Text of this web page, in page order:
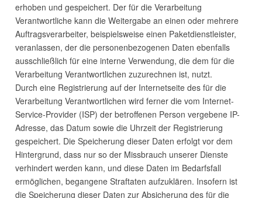
erhoben und gespeichert. Der für die Verarbeitung
Verantwortliche kann die Weitergabe an einen oder mehrere
Auftragsverarbeiter, beispielsweise einen Paketdienstleister,
veranlassen, der die personenbezogenen Daten ebenfalls
ausschließlich für eine interne Verwendung, die dem für die
Verarbeitung Verantwortlichen zuzurechnen ist, nutzt.
Durch eine Registrierung auf der Internetseite des für die
Verarbeitung Verantwortlichen wird ferner die vom Internet-
Service-Provider (ISP) der betroffenen Person vergebene IP-
Adresse, das Datum sowie die Uhrzeit der Registrierung
gespeichert. Die Speicherung dieser Daten erfolgt vor dem
Hintergrund, dass nur so der Missbrauch unserer Dienste
verhindert werden kann, und diese Daten im Bedarfsfall
ermöglichen, begangene Straftaten aufzuklären. Insofern ist
die Speicherung dieser Daten zur Absicherung des für die